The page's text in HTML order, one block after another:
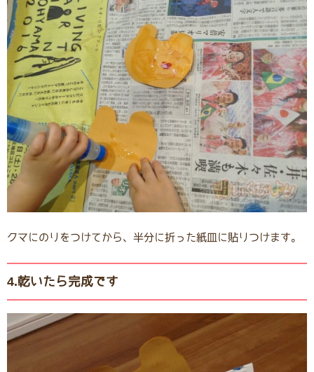
クマにのりをつけてから、半分に折った紙皿に貼りつけます。
4.乾いたら完成です